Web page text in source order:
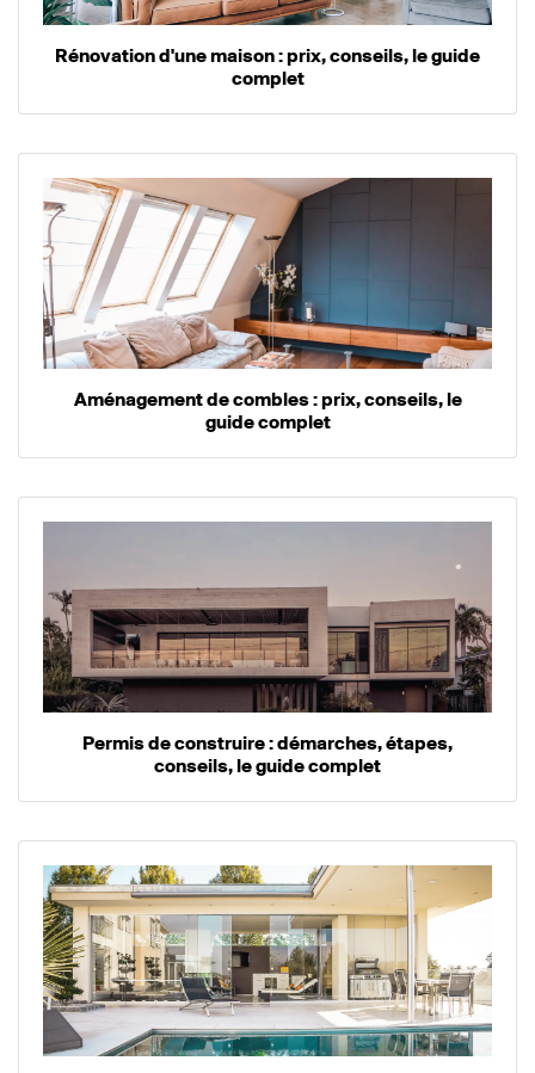
Rénovation d'une maison : prix, conseils, le guide
complet
Aménagement de combles : prix, conseils, le
guide complet
Permis de construire : démarches, étapes,
conseils, le guide complet